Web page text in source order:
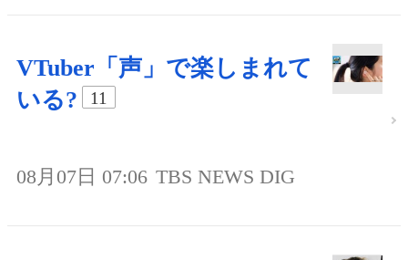
VTuber「声」で楽しまれて
いる?
11
08月07日 07:06 TBS NEWS DIG